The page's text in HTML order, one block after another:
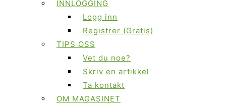
INNLOGGING
Logg inn
Registrer (Gratis)
TIPS OSS
Vet du noe?
Skriv en artikkel
Ta kontakt
OM MAGASINET